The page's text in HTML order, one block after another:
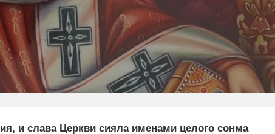
и слава Церкви сияла именами целого сонма